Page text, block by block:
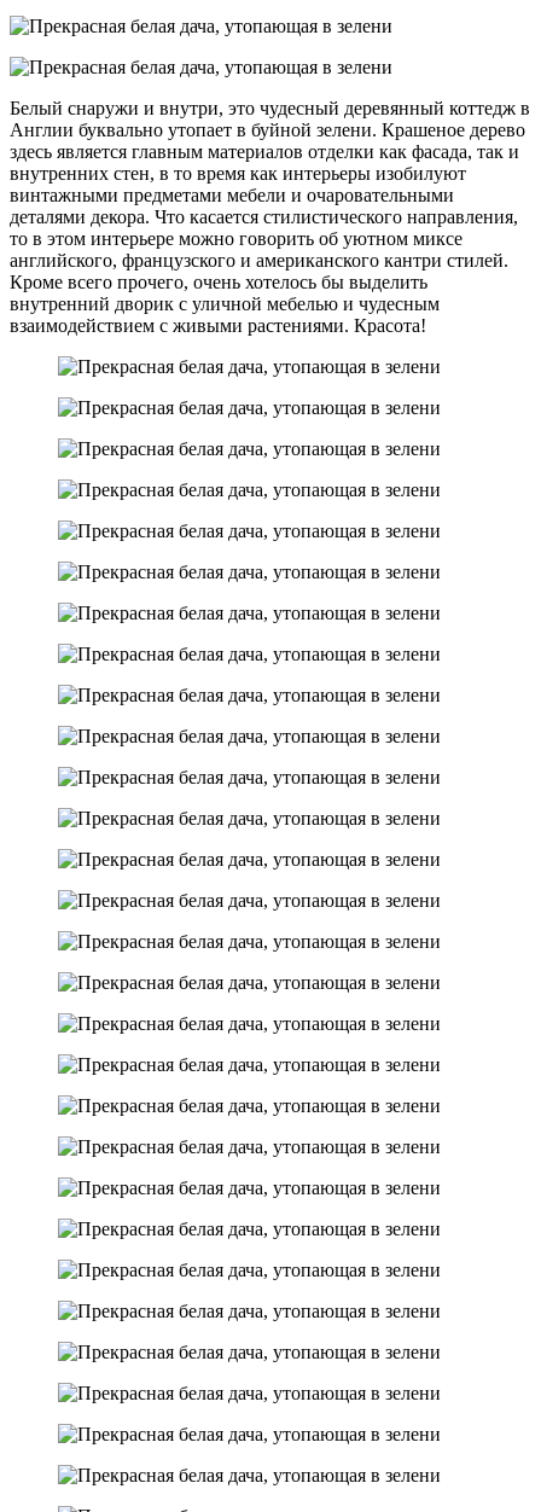
Белый снаружи и внутри, это чудесный деревянный коттедж в
Англии буквально утопает в буйной зелени. Крашеное дерево
здесь является главным материалов отделки как фасада, так и
внутренних стен, в то время как интерьеры изобилуют
винтажными предметами мебели и очаровательными
деталями декора. Что касается стилистического направления,
то в этом интерьере можно говорить об уютном миксе
английского, французского и американского кантри стилей.
Кроме всего прочего, очень хотелось бы выделить
внутренний дворик с уличной мебелью и чудесным
взаимодействием с живыми растениями. Красота!